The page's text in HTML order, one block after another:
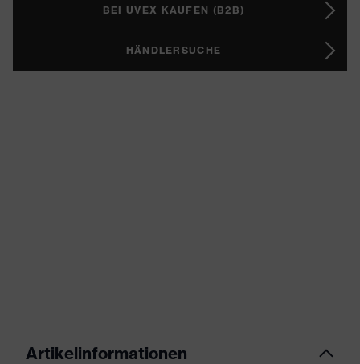
BEI UVEX KAUFEN (B2B)
HÄNDLERSUCHE
Artikelinformationen